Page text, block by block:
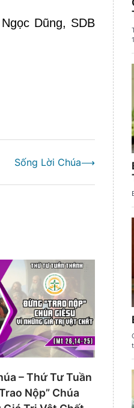
Dũng, SDB
Sống Lời Chúa⟶
– Thứ Tư Tuần
Nộp” Chúa